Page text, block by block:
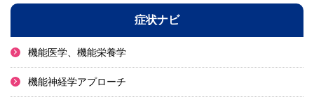
症状ナビ
機能医学、機能栄養学
機能神経学アプローチ